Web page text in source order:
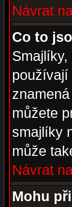
Návrat
Co to
používají
můžete
smajlíky
může
Návrat
Mohu